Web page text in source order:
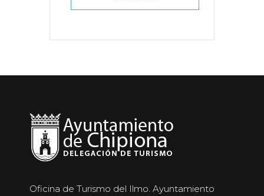
Oficina de Turismo del Ilmo. Ayuntamiento